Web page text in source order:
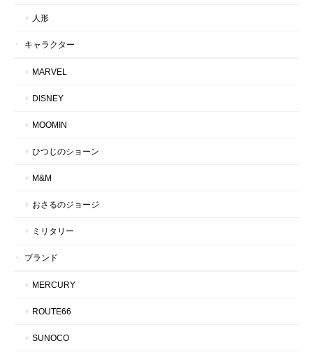
人形
キャラクター
MARVEL
DISNEY
MOOMIN
ひつじのショーン
M&M
おさるのジョージ
ミリタリー
ブランド
MERCURY
ROUTE66
SUNOCO